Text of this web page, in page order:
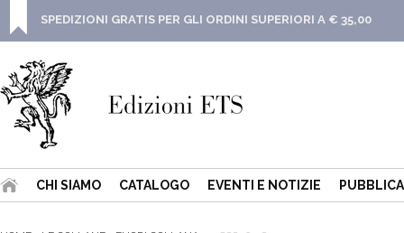
SPEDIZIONI GRATIS PER GLI ORDINI SUPERIORI A € 35,00
CHI SIAMO CATALOGO EVENTI E NOTIZIE